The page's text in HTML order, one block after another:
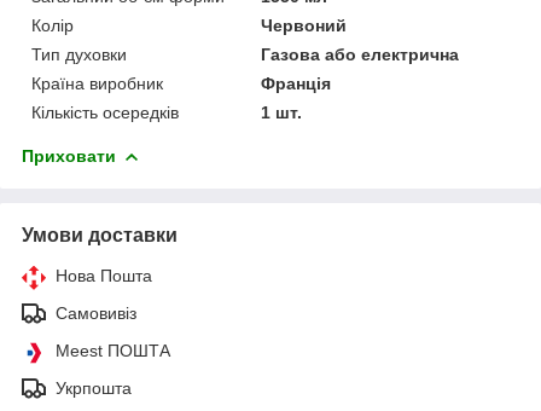
Колір
Червоний
Тип духовки
Газова або електрична
Країна виробник
Франція
Кількість осередків
1 шт.
Приховати
Умови доставки
Нова Пошта
Самовивіз
Meest ПОШТА
Укрпошта